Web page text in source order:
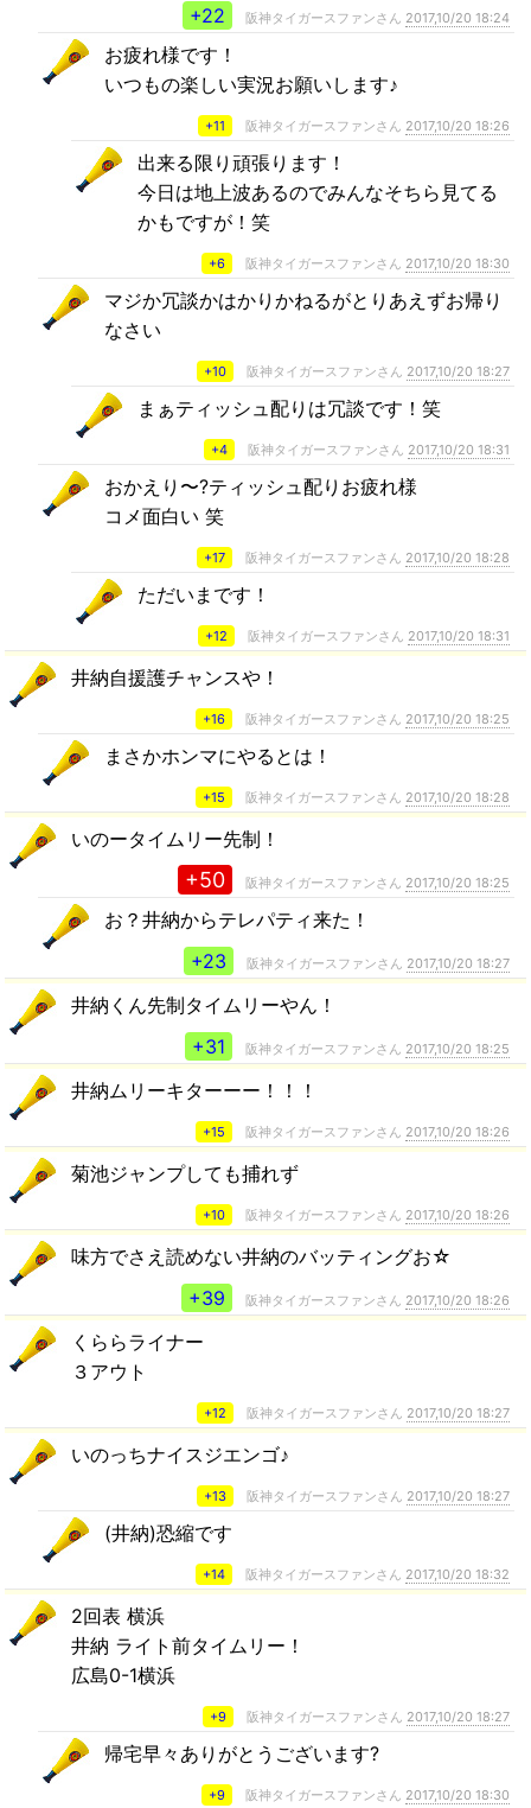
+22
阪神タイガースファンさん 2017,10/20 18:24
お疲れ様です！
いつもの楽しい実況お願いします♪
+11 阪神タイガースファンさん 2017,10/20 18:26
出来る限り頑張ります！
今日は地上波あるのでみんなそちら見てる
かもですが！笑
+6 阪神タイガースファンさん 2017,10/20 18:30
マジか冗談かはかりかねるがとりあえずお帰り
なさい
+10 阪神タイガースファンさん 2017,10/20 18:27
まぁティッシュ配りは冗談です！笑
+4 阪神タイガースファンさん 2017,10/20 18:31
おかえり〜?ティッシュ配りお疲れ様
コメ面白い 笑
+17 阪神タイガースファンさん 2017,10/20 18:28
ただいまです！
+12 阪神タイガースファンさん 2017,10/20 18:31
井納自援護チャンスや！
+16 阪神タイガースファンさん 2017,10/20 18:25
まさかホンマにやるとは！
+15 阪神タイガースファンさん 2017,10/20 18:28
いのータイムリー先制！
+50 阪神タイガースファンさん 2017,10/20 18:25
お？井納からテレパティ来た！
+23
阪神タイガースファンさん 2017,10/20 18:27
井納くん先制タイムリーやん！
+31
阪神タイガースファンさん 2017,10/20 18:25
井納ムリーキターーー！！！
+15 阪神タイガースファンさん 2017,10/20 18:26
菊池ジャンプしても捕れず
+10 阪神タイガースファンさん 2017,10/20 18:26
味方でさえ読めない井納のバッティングお☆
+39
阪神タイガースファンさん 2017,10/20 18:26
くららライナー
３アウト
+12 阪神タイガースファンさん 2017,10/20 18:27
いのっちナイスジエンゴ♪
+13 阪神タイガースファンさん 2017,10/20 18:27
(井納)恐縮です
+14 阪神タイガースファンさん 2017,10/20 18:32
2回表 横浜
井納 ライト前タイムリー！
広島0-1横浜
+9 阪神タイガースファンさん 2017,10/20 18:27
帰宅早々ありがとうございます?
+9 阪神タイガースファンさん 2017,10/20 18:30